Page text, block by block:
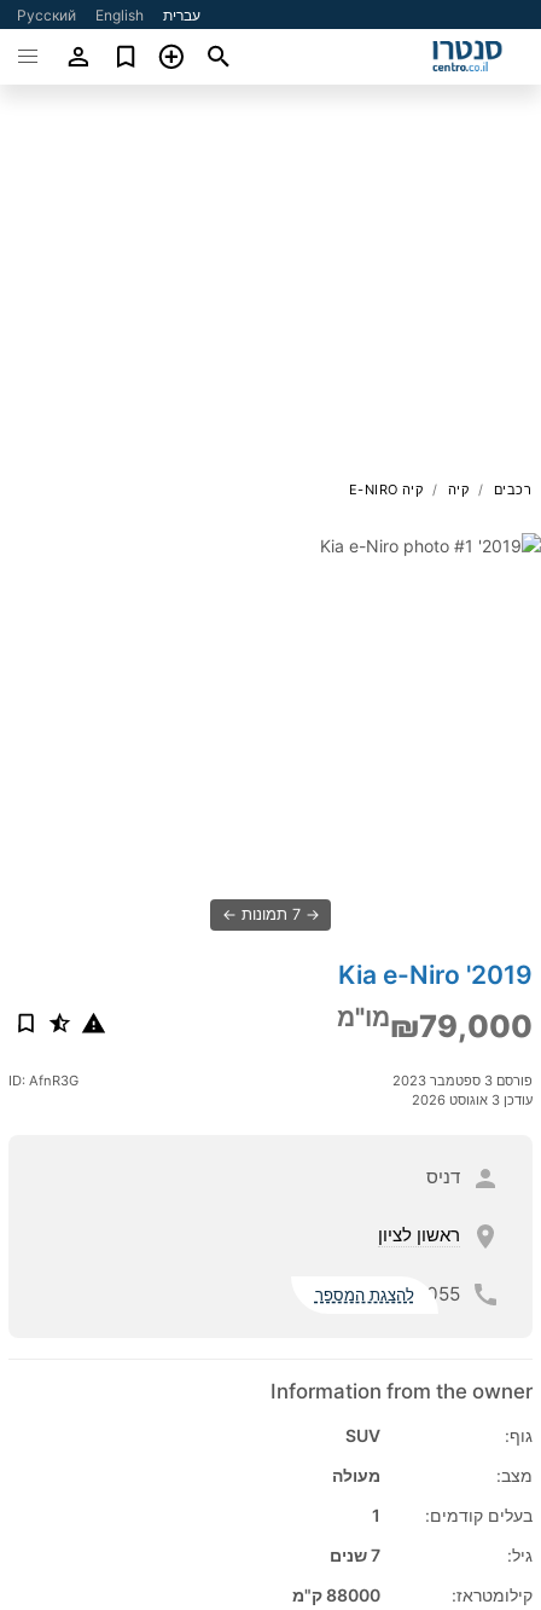
עברית English
Русский
רכבים קיה קיה E-NIRO
7 תמונות
2019' Kia e-Niro
₪79,000מו"מ
פורסם 3 ספטמבר 2023
עודכן 3 אוגוסט 2026
ID: AfnR3G
דניס
ראשון לציון
055 להצגת המספר
Information from the owner
גוף:
SUV
מצב:
מעולה
בעלים קודמים:
1
גיל:
7 שנים
קילומטראז:
88000 ק"מ